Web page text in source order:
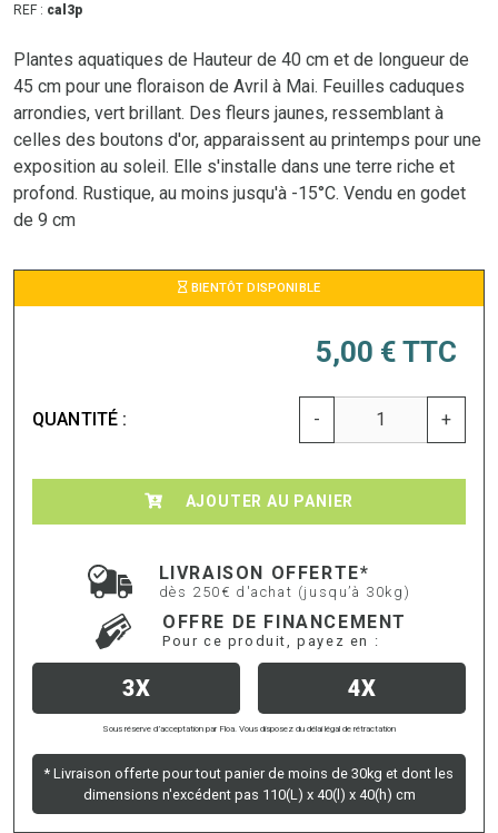
REF : cal3p
Plantes aquatiques de Hauteur de 40 cm et de longueur de
45 cm pour une floraison de Avril à Mai. Feuilles caduques
arrondies, vert brillant. Des fleurs jaunes, ressemblant à
celles des boutons d'or, apparaissent au printemps pour une
exposition au soleil. Elle s'installe dans une terre riche et
profond. Rustique, au moins jusqu'à -15°C. Vendu en godet
de 9 cm
BIENTÔT DISPONIBLE
5,00 € TTC
QUANTITÉ : - +
AJOUTER AU PANIER
LIVRAISON OFFERTE*
dès 250€ d'achat (jusqu’à 30kg)
OFFRE DE FINANCEMENT
Pour ce produit, payez en :
3X 4X
Sous réserve d’acceptation par Floa. Vous disposez du délai légal de rétractation
* Livraison offerte pour tout panier de moins de 30kg et dont les
dimensions n'excédent pas 110(L) x 40(l) x 40(h) cm